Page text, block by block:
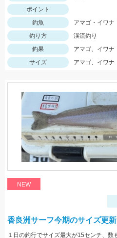
ポイント
釣魚
アマゴ・イワナ
釣り方
渓流釣り
釣果
アマゴ、イワナ
サイズ
アマゴ、イワナ
NEW
香良洲サーフ今期のサイズ更新